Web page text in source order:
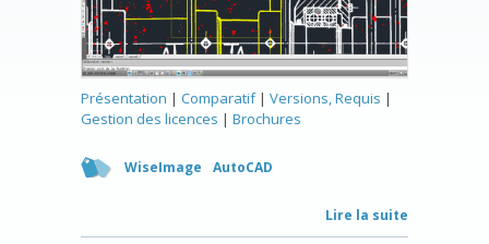
Présentation | Comparatif | Versions, Requis |
Gestion des licences | Brochures
WiseImage AutoCAD
Lire la suite